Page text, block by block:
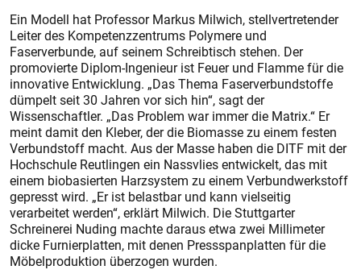
Ein Modell hat Professor Markus Milwich, stellvertretender
Leiter des Kompetenzzentrums Polymere und
Faserverbunde, auf seinem Schreibtisch stehen. Der
promovierte Diplom-Ingenieur ist Feuer und Flamme für die
innovative Entwicklung. „Das Thema Faserverbundstoffe
dümpelt seit 30 Jahren vor sich hin“, sagt der
Wissenschaftler. „Das Problem war immer die Matrix.“ Er
meint damit den Kleber, der die Biomasse zu einem festen
Verbundstoff macht. Aus der Masse haben die DITF mit der
Hochschule Reutlingen ein Nassvlies entwickelt, das mit
einem biobasierten Harzsystem zu einem Verbundwerkstoff
gepresst wird. „Er ist belastbar und kann vielseitig
verarbeitet werden“, erklärt Milwich. Die Stuttgarter
Schreinerei Nuding machte daraus etwa zwei Millimeter
dicke Furnierplatten, mit denen Pressspanplatten für die
Möbelproduktion überzogen wurden.